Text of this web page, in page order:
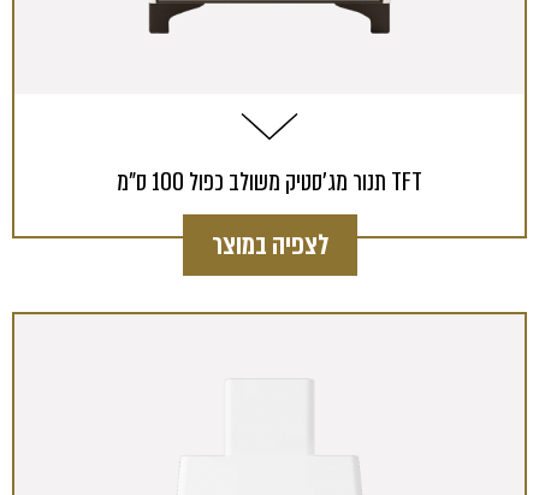
תנור מג'סטיק משולב כפול 100 ס"מ TFT
לצפיה במוצר